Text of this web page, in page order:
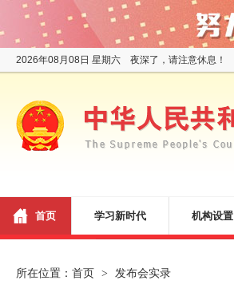
2026年08月08日 星期六 夜深了，请注意休息！
首页 学习新时代 机构设置
所在位置： 首页 > 发布会实录